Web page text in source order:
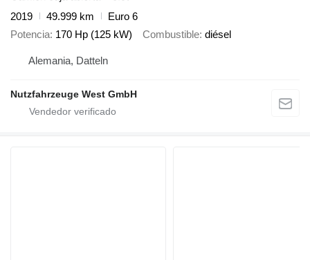
2019
49.999 km
Euro 6
Potencia 170 Hp (125 kW) Combustible diésel
Alemania, Datteln
Nutzfahrzeuge West GmbH